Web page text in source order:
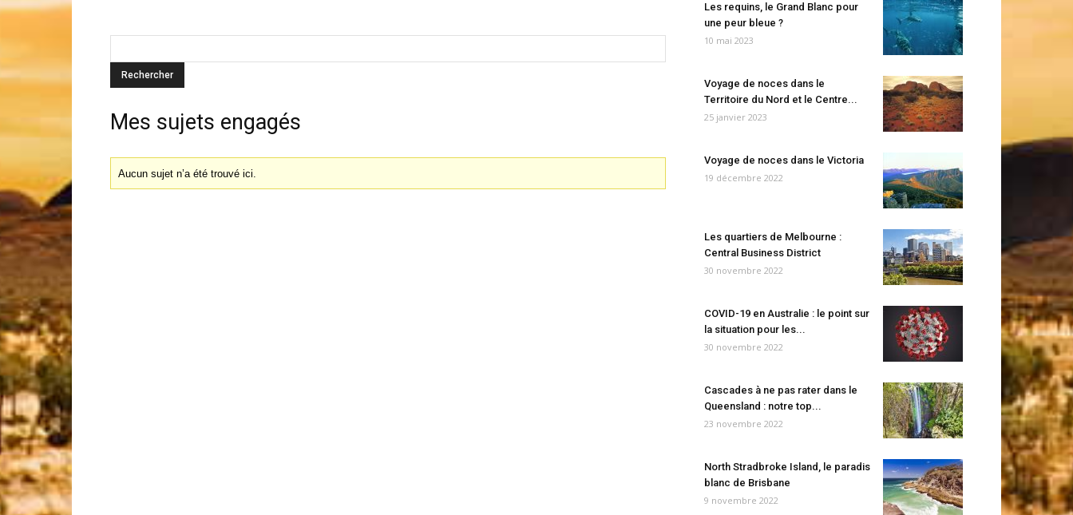
Mes sujets engagés
Aucun sujet n’a été trouvé ici.
Les requins, le Grand Blanc pour
une peur bleue ?
10 mai 2023
Voyage de noces dans le
Territoire du Nord et le Centre...
25 janvier 2023
Voyage de noces dans le Victoria
19 décembre 2022
Les quartiers de Melbourne :
Central Business District
30 novembre 2022
COVID-19 en Australie : le point sur
la situation pour les...
30 novembre 2022
Cascades à ne pas rater dans le
Queensland : notre top...
23 novembre 2022
North Stradbroke Island, le paradis
blanc de Brisbane
9 novembre 2022